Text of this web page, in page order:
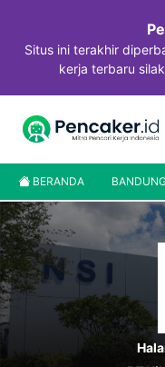
Situs ini terakhir
kerja terbaru
BERANDA